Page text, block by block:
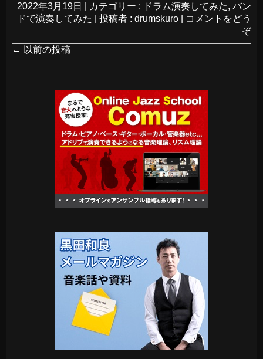
2022年3月19日 カテゴリー : ドラム演奏してみた, バン
ドで演奏してみた
投稿者 : drumskuro
コメントをどう
ぞ
← 以前の投稿